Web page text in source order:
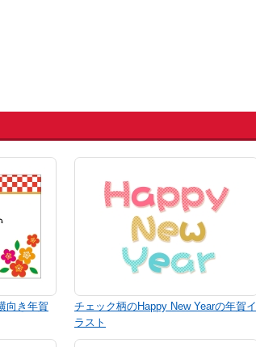
向き年賀
チェック柄のHappy New Yearの年賀イ
ラスト